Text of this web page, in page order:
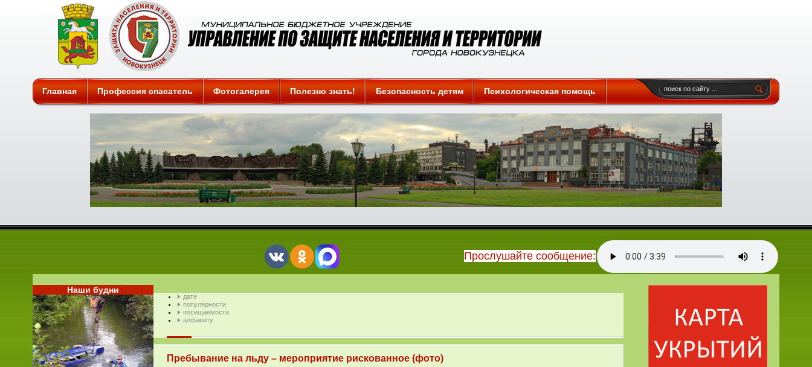
Защита
Главная Профессия спасатель Фотогалерея Полезно знать! Безопасность детям Психологическая помощь
Прослушайте сообщение:
дате
популярности
посещаемости
алфавиту
Пребывание на льду – мероприятие рискованное (фото)
Наши будни